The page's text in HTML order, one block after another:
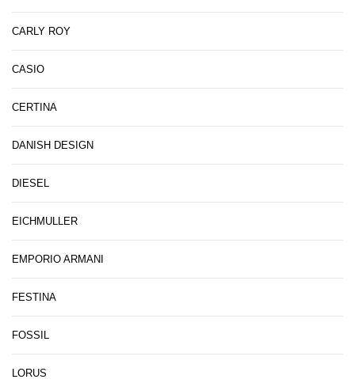
CARLY ROY
CASIO
CERTINA
DANISH DESIGN
DIESEL
EICHMULLER
EMPORIO ARMANI
FESTINA
FOSSIL
LORUS